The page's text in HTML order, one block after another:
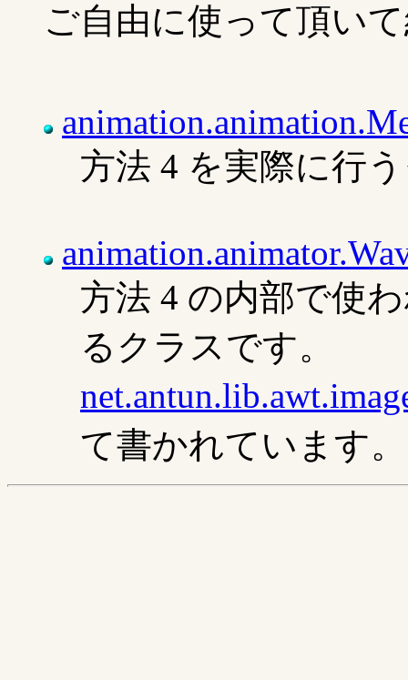
ご自由に使って頂い
方法 4 を実際に行
方法 4 の内部で使
るクラスです。
て書かれています。